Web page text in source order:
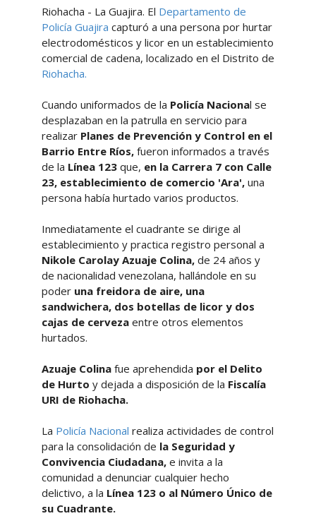
Riohacha - La Guajira. El Departamento de
Policía Guajira capturó a una persona por hurtar
electrodomésticos y licor en un establecimiento
comercial de cadena, localizado en el Distrito de
Riohacha.
Cuando uniformados de la Policía Nacional se
desplazaban en la patrulla en servicio para
realizar Planes de Prevención y Control en el
Barrio Entre Ríos,fueron informados a través
de la Línea 123que, en la Carrera 7 con Calle
23, establecimiento de comercio 'Ara',una
persona había hurtado varios productos.
Inmediatamente el cuadrante se dirige al
establecimiento y practica registro personal a
Nikole Carolay Azuaje Colina,de 24 años y
de nacionalidad venezolana, hallándole en su
poderuna freidora de aire, una
sandwichera, dos botellas de licor y dos
cajas de cervezaentre otros elementos
hurtados.
Azuaje Colinafue aprehendida por el Delito
de Hurto y dejada a disposición de la Fiscalía
URI de Riohacha.
La Policía Nacional realiza actividades de control
para la consolidación de la Seguridad y
Convivencia Ciudadana, e invita a la
comunidad a denunciar cualquier hecho
delictivo, a la Línea 123 o al Número Único de
su Cuadrante.